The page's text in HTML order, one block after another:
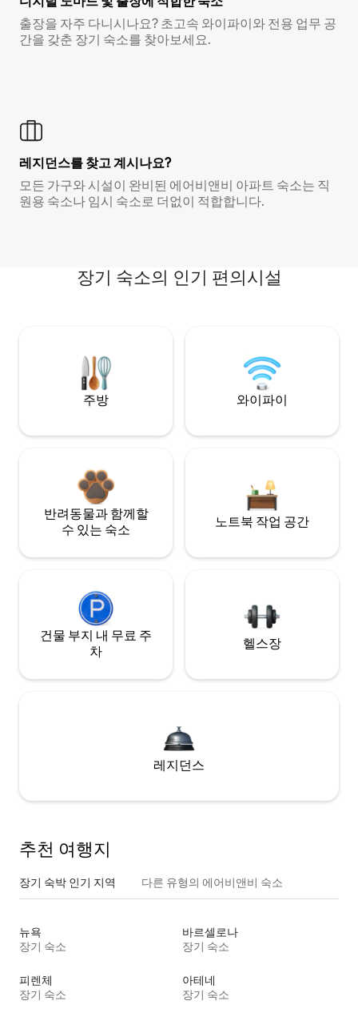
출장을 자주 다니시나요? 초고속 와이파이와 전용 업무 공
간을 갖춘 장기 숙소를 찾아보세요.
레지던스를 찾고 계시나요?
모든 가구와 시설이 완비된 에어비앤비 아파트 숙소는 직
원용 숙소나 임시 숙소로 더없이 적합합니다.
장기 숙소의 인기 편의시설
주방 와이파이
반려동물과 함께할
수 있는 숙소
노트북 작업 공간
건물 부지 내 무료 주
차
헬스장
레지던스
추천 여행지
장기 숙박 인기 지역 다른 유형의 에어비앤비 숙소
뉴욕
장기 숙소
바르셀로나
장기 숙소
피렌체
장기 숙소
아테네
장기 숙소